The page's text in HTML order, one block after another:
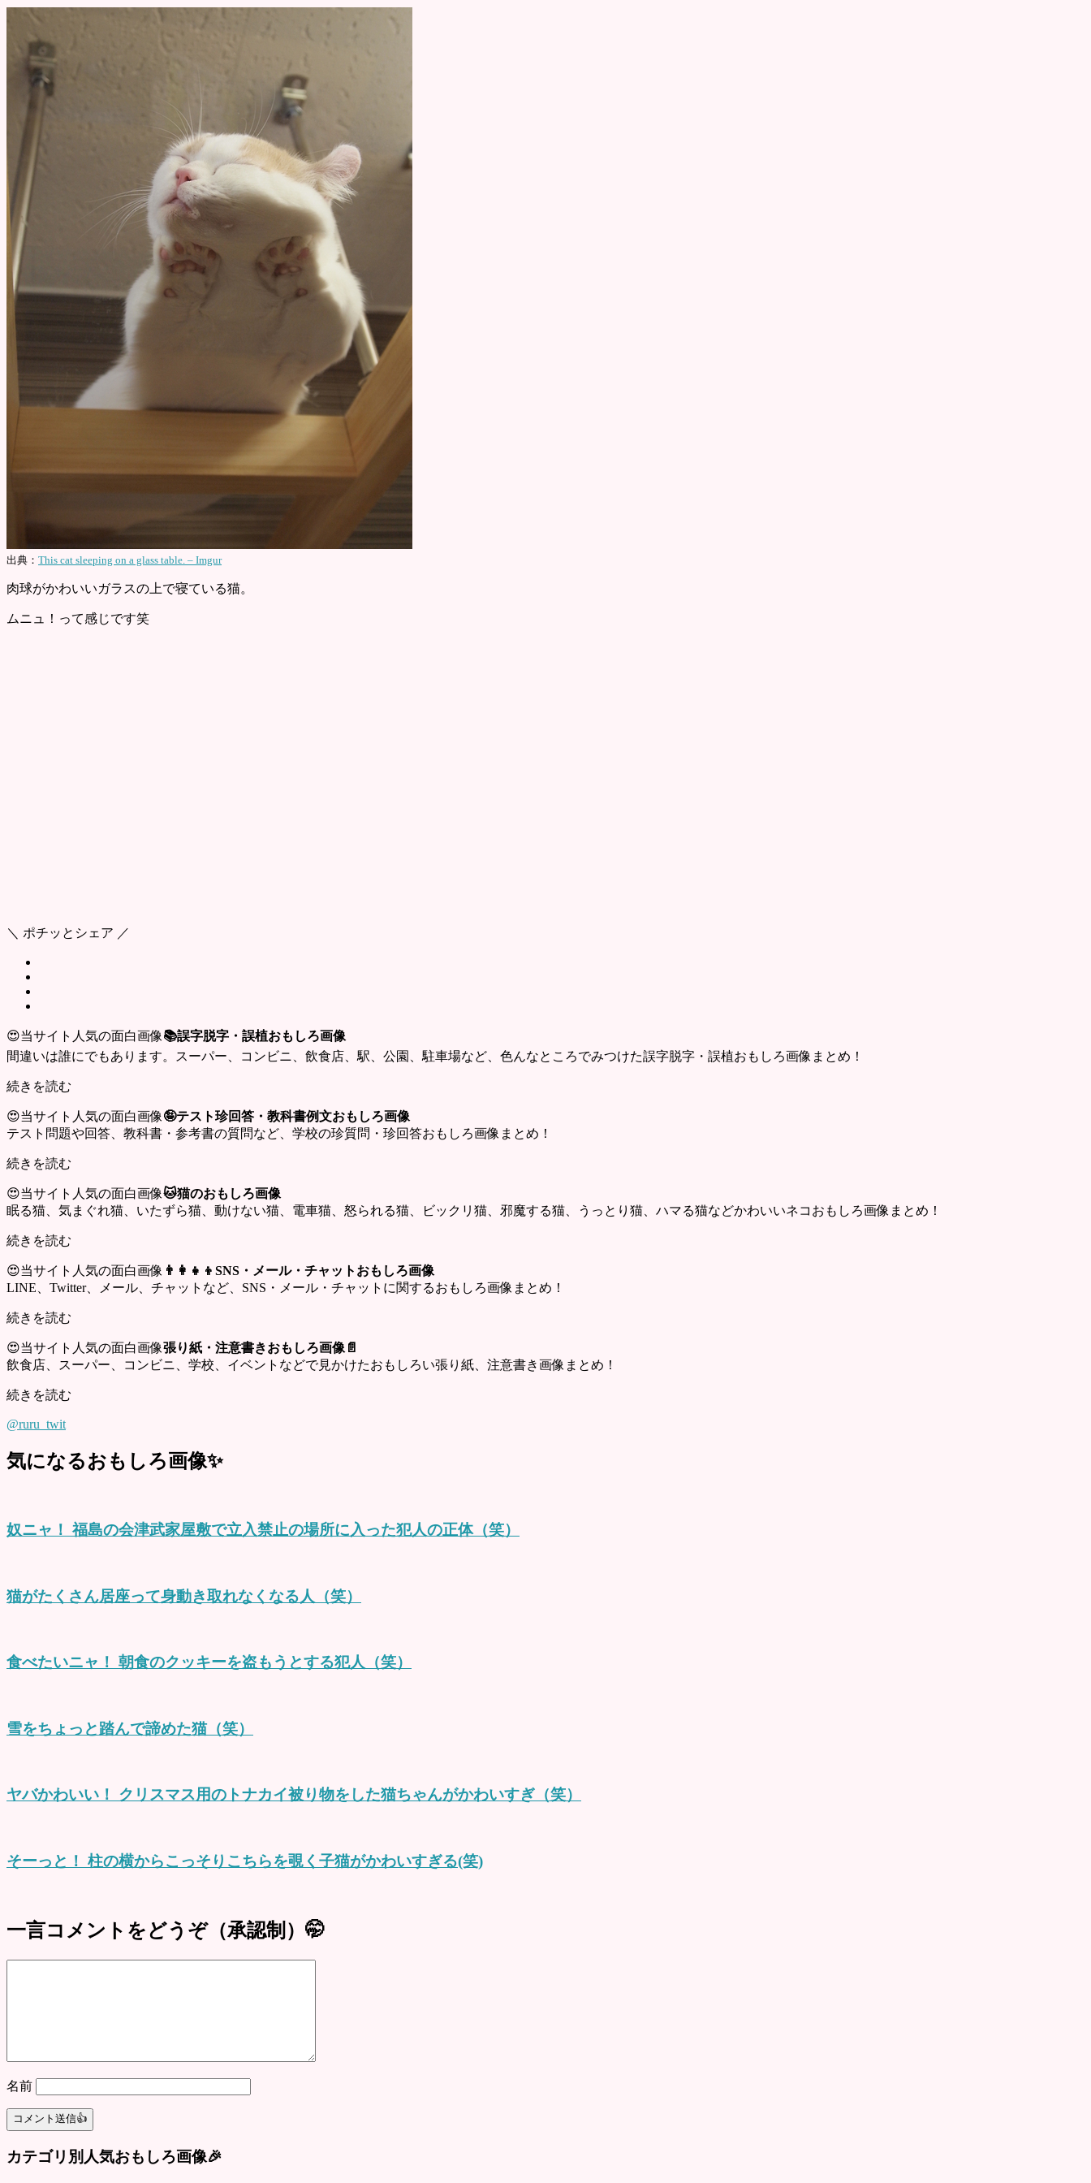
出典： This cat sleeping on a glass table. – Imgur
肉球がかわいいガラスの上で寝ている猫。
ムニュ！って感じです笑
＼ ポチッとシェア ／
😍当サイト人気の面白画像📚誤字脱字・誤植おもしろ画像
間違いは誰にでもあります。スーパー、コンビニ、飲食店、駅、公園、駐車場など、色んなところでみつけた誤字脱字・誤植おもしろ画像まとめ！
続きを読む
😍当サイト人気の面白画像🤪テスト珍回答・教科書例文おもしろ画像
テスト問題や回答、教科書・参考書の質問など、学校の珍質問・珍回答おもしろ画像まとめ！
続きを読む
😍当サイト人気の面白画像🐱猫のおもしろ画像
眠る猫、気まぐれ猫、いたずら猫、動けない猫、電車猫、怒られる猫、ビックリ猫、邪魔する猫、うっとり猫、ハマる猫などかわいいネコおもしろ画像まとめ！
続きを読む
😍当サイト人気の面白画像 👨‍👩‍👧‍👦SNS・メール・チャットおもしろ画像
LINE、Twitter、メール、チャットなど、SNS・メール・チャットに関するおもしろ画像まとめ！
続きを読む
😍当サイト人気の面白画像張り紙・注意書きおもしろ画像📄
飲食店、スーパー、コンビニ、学校、イベントなどで見かけたおもしろい張り紙、注意書き画像まとめ！
続きを読む
@ruru_twit
気になるおもしろ画像✨
奴ニャ！ 福島の会津武家屋敷で立入禁止の場所に入った犯人の正体（笑）
猫がたくさん居座って身動き取れなくなる人（笑）
食べたいニャ！ 朝食のクッキーを盗もうとする犯人（笑）
雪をちょっと踏んで諦めた猫（笑）
ヤバかわいい！ クリスマス用のトナカイ被り物をした猫ちゃんがかわいすぎ（笑）
そーっと！ 柱の横からこっそりこちらを覗く子猫がかわいすぎる(笑)
一言コメントをどうぞ（承認制）🤭
名前
カテゴリ別人気おもしろ画像🎉